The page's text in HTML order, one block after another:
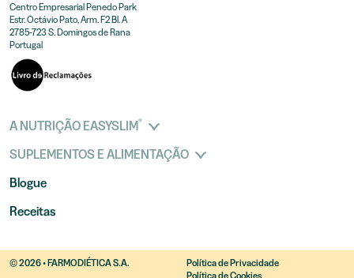
Centro Empresarial Penedo Park
Estr. Octávio Pato, Arm. F2 Bl. A
2785-723 S. Domingos de Rana
Portugal
A NUTRIÇÃO EASYSLIM®
SUPLEMENTOS E ALIMENTAÇÃO
Blogue
Receitas
© 2026 • FARMODIÉTICA S.A.
Política de Privacidade
Política de Cookies